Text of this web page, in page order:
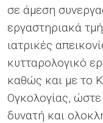
σε άμεση
εργαστηριακά
ιατρικές
κυτταρολογικό
καθώς και με το
Ογκολογίας,
δυνατή και